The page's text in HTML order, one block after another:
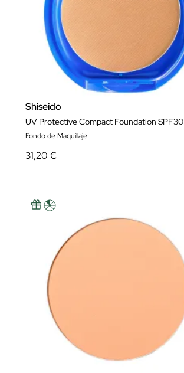
Shiseido
UV Protective Compact Foundation SPF30
Fondo de Maquillaje
31,20 €